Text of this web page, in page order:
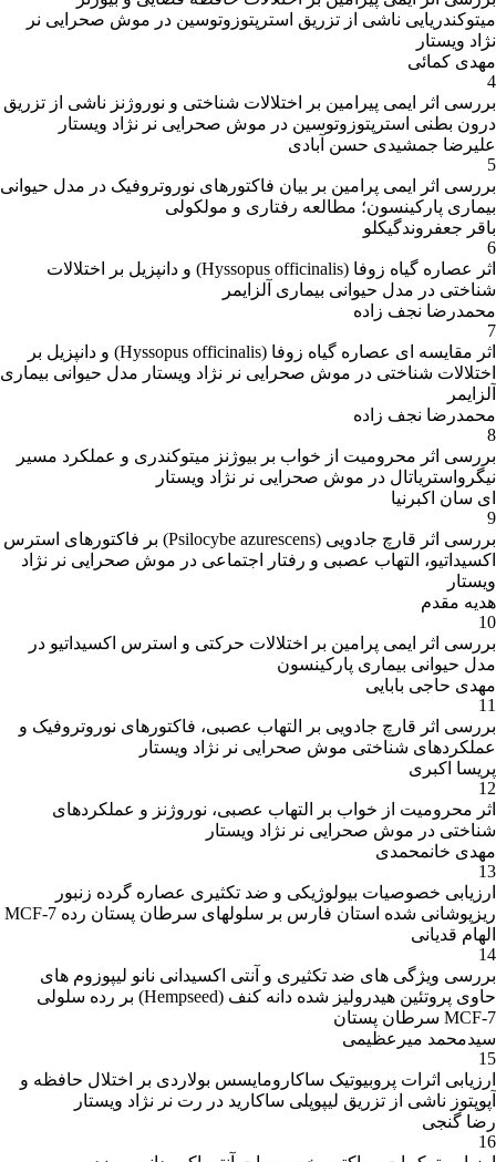
میتوکندریایی ناشی از تزریق استرپتوزوتوسین در موش صحرایی نر
نژاد ویستار
مهدی کمائی
4
بررسی اثر ایمی پیرامین بر اختلالات شناختی و نوروژنز ناشی از تزریق
درون بطنی استرپتوزوتوسین در موش صحرایی نر نژاد ویستار
علیرضا جمشیدی حسن آبادی
5
بررسی اثر ایمی پرامین بر بیان فاکتورهای نوروتروفیک در مدل حیوانی
بیماری پارکینسون؛ مطالعه رفتاری و مولکولی
باقر جعفروندگیکلو
6
اثر عصاره گیاه زوفا (Hyssopus officinalis) و دانپزیل بر اختلالات
شناختی در مدل حیوانی بیماری آلزایمر
محمدرضا نجف زاده
7
اثر مقایسه ای عصاره گیاه زوفا (Hyssopus officinalis) و دانپزیل بر
اختلالات شناختی در موش صحرایی نر نژاد ویستار مدل حیوانی بیماری
آلزایمر
محمدرضا نجف زاده
8
بررسی اثر محرومیت از خواب بر بیوژنز میتوکندری و عملکرد مسیر
نیگرواستریاتال در موش صحرایی نر نژاد ویستار
ای سان اکبرنیا
9
بررسی اثر قارچ جادویی (Psilocybe azurescens) بر فاکتورهای استرس
اکسیداتیو، التهاب عصبی و رفتار اجتماعی در موش صحرایی نر نژاد
ویستار
هدیه مقدم
10
بررسی اثر ایمی پرامین بر اختلالات حرکتی و استرس اکسیداتیو در
مدل حیوانی بیماری پارکینسون
مهدی حاجی بابایی
11
بررسی اثر قارچ جادویی بر التهاب عصبی، فاکتورهای نوروتروفیک و
عملکردهای شناختی موش صحرایی نر نژاد ویستار
پریسا اکبری
12
اثر محرومیت از خواب بر التهاب عصبی، نوروژنز و عملکردهای
شناختی در موش صحرایی نر نژاد ویستار
مهدی خانمحمدی
13
ارزیابی خصوصیات بیولوژیکی و ضد تکثیری عصاره گرده زنبور
ریزپوشانی شده استان فارس بر سلولهای سرطان پستان رده MCF-7
الهام قدیانی
14
بررسی ویژگی های ضد تکثیری و آنتی اکسیدانی نانو لیپوزوم های
حاوی پروتئین هیدرولیز شده دانه کنف (Hempseed) بر رده سلولی
MCF-7 سرطان پستان
سیدمحمد میرعظیمی
15
ارزیابی اثرات پروبیوتیک ساکارومایسس بولاردی بر اختلال حافظه و
آپوپتوز ناشی از تزریق لیپوپلی ساکارید در رت نر نژاد ویستار
رضا گنجی
16